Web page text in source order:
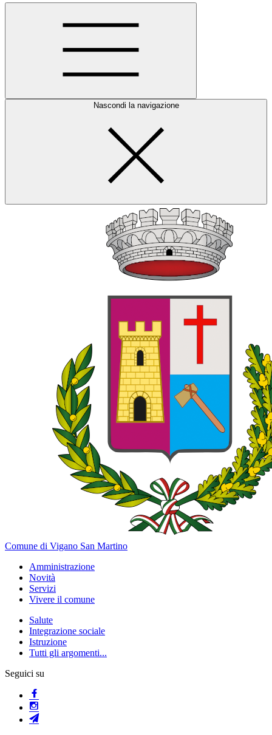
Nascondi la navigazione
Comune di Vigano San Martino
Amministrazione
Novità
Servizi
Vivere il comune
Salute
Integrazione sociale
Istruzione
Tutti gli argomenti...
Seguici su